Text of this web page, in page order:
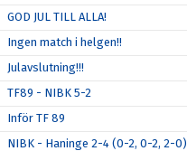
GOD JUL TILL ALLA!
Ingen match i helgen!!
Julavslutning!!!
TF89 - NIBK 5-2
Inför TF 89
NIBK - Haninge 2-4 (0-2, 0-2, 2-0)